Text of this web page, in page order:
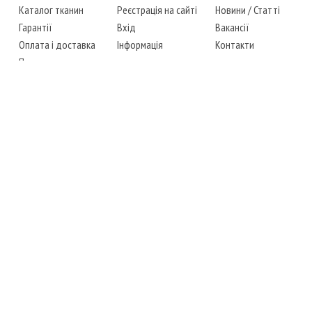
Каталог тканин
Гарантії
Оплата і доставка
Повернення товару
Реєстрація на сайті
Вхід
Інформація
Новини /Статті
Вакансії
Контакти